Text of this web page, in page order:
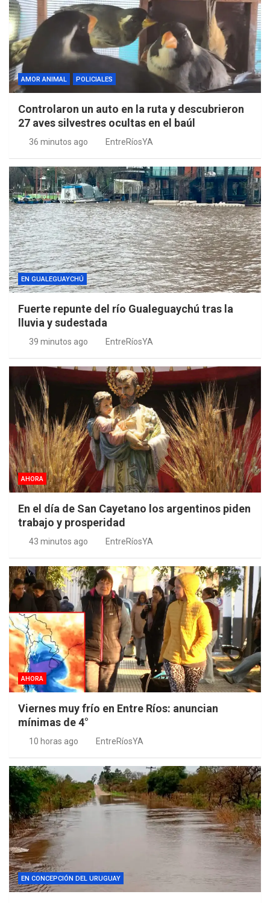
AMOR ANIMAL POLICIALES
Controlaron un auto en la ruta y descubrieron
27 aves silvestres ocultas en el baúl
36 minutos ago EntreRíosYA
EN GUALEGUAYCHÚ
Fuerte repunte del río Gualeguaychú tras la
lluvia y sudestada
39 minutos ago EntreRíosYA
AHORA
En el día de San Cayetano los argentinos piden
trabajo y prosperidad
43 minutos ago EntreRíosYA
AHORA
Viernes muy frío en Entre Ríos: anuncian
mínimas de 4°
10 horas ago EntreRíosYA
EN CONCEPCIÓN DEL URUGUAY